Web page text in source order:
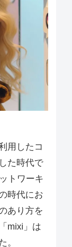
用したコ
た時代で
トワーキ
時代にお
あり方を
mixi」は
。